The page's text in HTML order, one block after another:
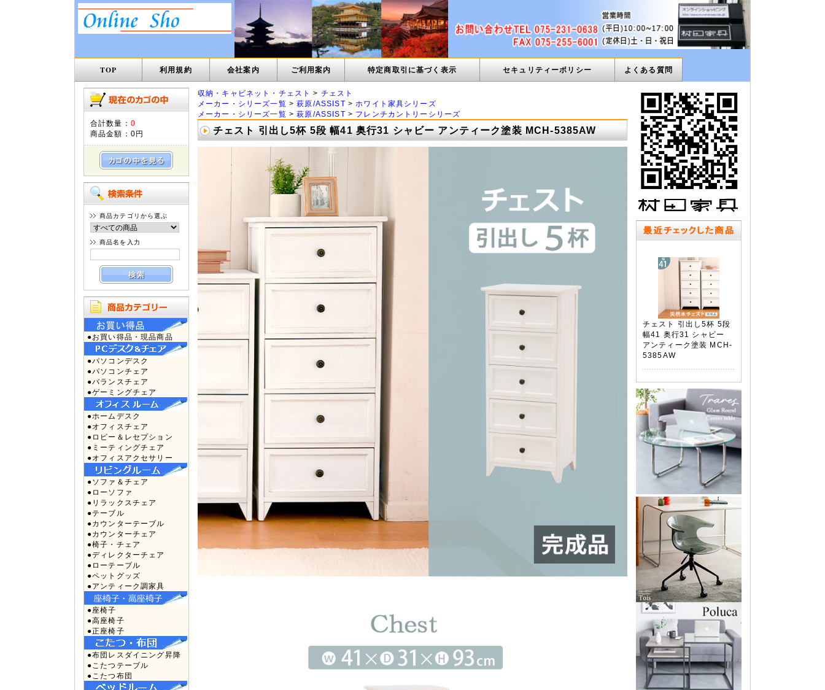
TOP 利用規約 会社案内 ご利用案内 特定商取引に基づく表示 セキュリティーポリシー よくある質問
合計数量： 0
商品金額： 0円
商品カテゴリから選ぶ
商品名を入力
●お買い得品・現品商品
●パソコンデスク
●パソコンチェア
●バランスチェア
●ゲーミングチェア
●ホームデスク
●オフィスチェア
●ロビー＆レセプション
●ミーティングチェア
●オフィスアクセサリー
●ソファ＆チェア
●ローソファ
●リラックスチェア
●テーブル
●カウンターテーブル
●カウンターチェア
●椅子・チェア
●ディレクターチェア
●ローテーブル
●ペットグッズ
●アンティーク調家具
●座椅子
●高座椅子
●正座椅子
●布団レスダイニング昇降
●こたつテーブル
●こたつ布団
収納・キャビネット・チェスト > チェスト
メーカー・シリーズ一覧 >萩原/ASSIST > ホワイト家具シリーズ
メーカー・シリーズ一覧 >萩原/ASSIST > フレンチカントリーシリーズ
チェスト 引出し5杯 5段 幅41 奥行31 シャビー アンティーク塗装 MCH-5385AW
チェスト 引出し5杯 5段
幅41 奥行31 シャビー
アンティーク塗装 MCH-
5385AW